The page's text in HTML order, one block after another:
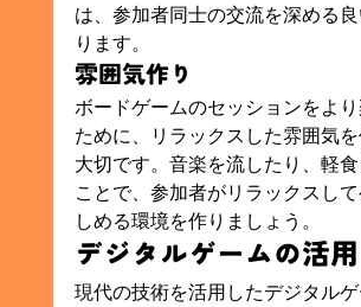
は、参加者同士の交流を深める
ります。
雰囲気作り
ボードゲームのセッションをよ
ために、リラックスした雰囲気
大切です。音楽を流したり、軽
ことで、参加者がリラックスし
しめる環境を作りましょう。
デジタルゲームの活用
現代の技術を活用したデジタル